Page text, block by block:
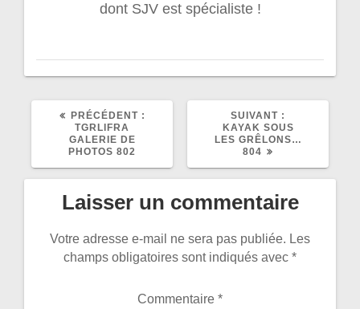
dont SJV est spécialiste !
PRÉCÉDENT :
TGRLIFRA
GALERIE DE
PHOTOS 802
SUIVANT :
SUIVANT
:
KAYAK SOUS
LES GRÊLONS…
804
Laisser un commentaire
Votre adresse e-mail ne sera pas publiée. Les
champs obligatoires sont indiqués avec *
Commentaire *